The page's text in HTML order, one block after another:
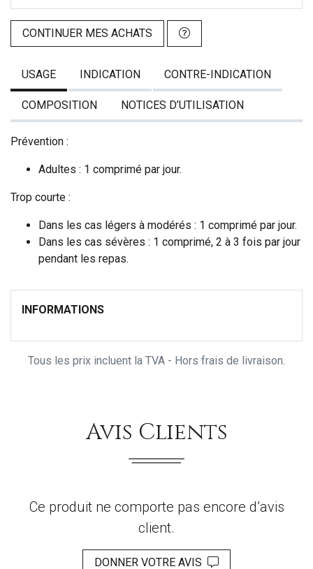
CONTINUER MES ACHATS
USAGE INDICATION CONTRE-INDICATION
COMPOSITION NOTICES D’UTILISATION
Prévention :
Adultes : 1 comprimé par jour.
Trop courte :
Dans les cas légers à modérés : 1 comprimé par jour.
Dans les cas sévères : 1 comprimé, 2 à 3 fois par jour
pendant les repas.
INFORMATIONS
Tous les prix incluent la TVA - Hors frais de livraison.
Avis Clients
Ce produit ne comporte pas encore d’avis
client.
DONNER VOTRE AVIS